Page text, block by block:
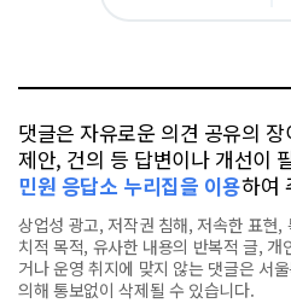
댓글은 자유로운 의견 공유의
제안, 건의 등 답변이나 개선이
민원 응답소 누리집을 이용하여
상업성 광고, 저작권 침해, 저속한 표현
치적 목적, 유사한 내용의 반복적 글,
거나 운영 취지에 맞지 않는 댓글은 서
의해 통보없이 삭제될 수 있습니다.